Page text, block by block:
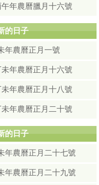
年農曆臘月十六號
的日子
年農曆正月一號
年農曆正月十六號
年農曆正月十八號
年農曆正月二十號
的日子
年農曆正月二十七號
年農曆正月二十九號